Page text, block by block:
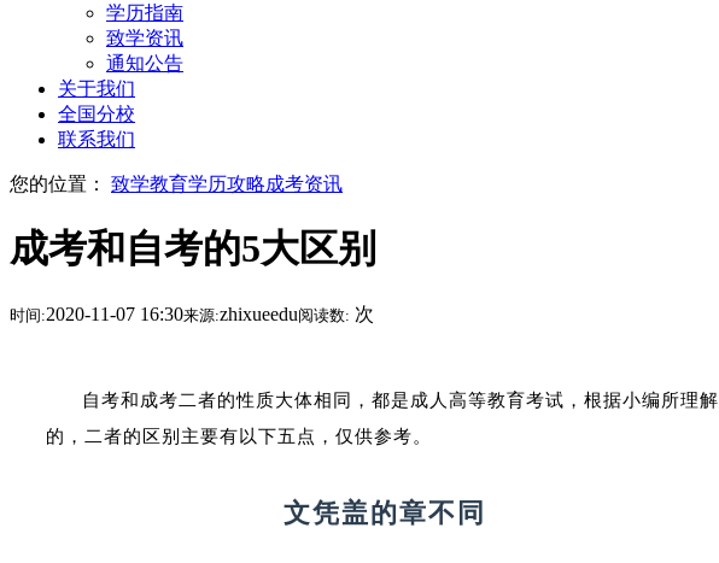
学历指南
致学资讯
通知公告
关于我们
全国分校
联系我们
您的位置： 致学教育学历攻略成考资讯
成考和自考的5大区别
时间:2020-11-07 16:30来源:zhixueedu阅读数: 次
自考和成考二者的性质大体相同，都是成人高等教育考试，根据小编所理解
的，二者的区别主要有以下五点，仅供参考。
文凭盖的章不同